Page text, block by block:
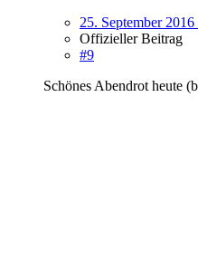
25. September
Offizieller Beitrag
#9
Schönes Abendrot heute